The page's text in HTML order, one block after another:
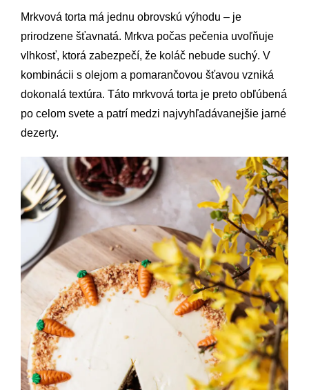
Mrkvová torta má jednu obrovskú výhodu – je
prirodzene šťavnatá. Mrkva počas pečenia uvoľňuje
vlhkosť, ktorá zabezpečí, že koláč nebude suchý. V
kombinácii s olejom a pomarančovou šťavou vzniká
dokonalá textúra. Táto mrkvová torta je preto obľúbená
po celom svete a patrí medzi najvyhľadávanejšie jarné
dezerty.